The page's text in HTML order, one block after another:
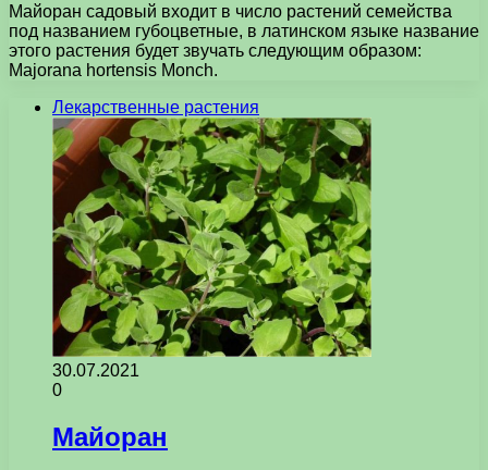
Майоран садовый входит в число растений семейства
под названием губоцветные, в латинском языке название
этого растения будет звучать следующим образом:
Majorana hortensis Monch.
Лекарственные растения
30.07.2021
0
Майоран